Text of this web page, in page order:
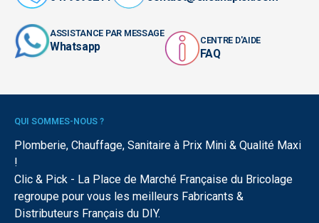
ASSISTANCE PAR MESSAGE
Whatsapp CENTRE D'AIDE
FAQ
QUI SOMMES-NOUS ?
Plomberie, Chauffage, Sanitaire à Prix Mini & Qualité Maxi
!
Clic & Pick - La Place de Marché Française du Bricolage
regroupe pour vous les meilleurs Fabricants &
Distributeurs Français du DIY.